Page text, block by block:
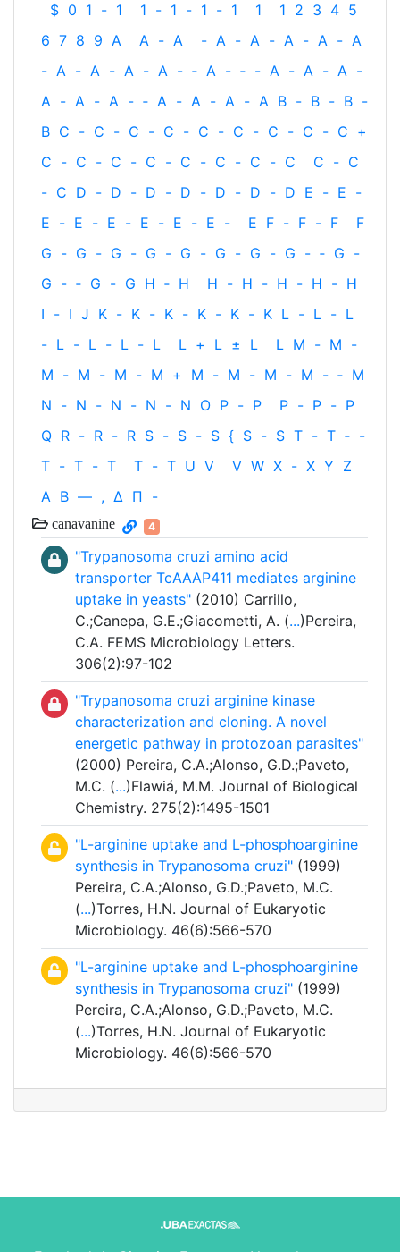
$ 0 1 - 1 1 - 1 - 1 - 1 1 1 2 3 4 5
6 7 8 9 A A - A - A - A - A - A - A
- A - A - A - A - ‐ A - ‐ - A - A - A -
A - A - A - ‐ A - A - A - A B - B - B -
B C - C - C - C - C - C - C - C - C +
C - C - C - C - C - C - C - C C - C
- C D - D - D - D - D - D - D E - E -
E - E - E - E - E - E - E F - F - F
F
G - G - G - G - G - G - G - G - ‐ G -
G - ‐ G - G H ‐ H H - H - H - H - H
I - I J K - K - K - K - K - K L - L - L
- L - L - L - L L + L ± L L M - M -
M - M - M - M + M - M - M - M - ‐ M
N - N - N - N - N O P - P P - P - P
Q R - R - R S - S - S { S - S T - T ‐ -
T - T - T T - T U V V W X - X Y Z
Α Β — , Δ Π -
canavanine 4
"Trypanosoma cruzi amino acid
transporter TcAAAP411 mediates arginine
uptake in yeasts" (2010) Carrillo,
C.;Canepa, G.E.;Giacometti, A. (...)Pereira,
C.A. FEMS Microbiology Letters.
306(2):97-102
"Trypanosoma cruzi arginine kinase
characterization and cloning. A novel
energetic pathway in protozoan parasites"
(2000) Pereira, C.A.;Alonso, G.D.;Paveto,
M.C. (...)Flawiá, M.M. Journal of Biological
Chemistry. 275(2):1495-1501
"L-arginine uptake and L-phosphoarginine
synthesis in Trypanosoma cruzi" (1999)
Pereira, C.A.;Alonso, G.D.;Paveto, M.C.
(...)Torres, H.N. Journal of Eukaryotic
Microbiology. 46(6):566-570
"L-arginine uptake and L-phosphoarginine
synthesis in Trypanosoma cruzi" (1999)
Pereira, C.A.;Alonso, G.D.;Paveto, M.C.
(...)Torres, H.N. Journal of Eukaryotic
Microbiology. 46(6):566-570